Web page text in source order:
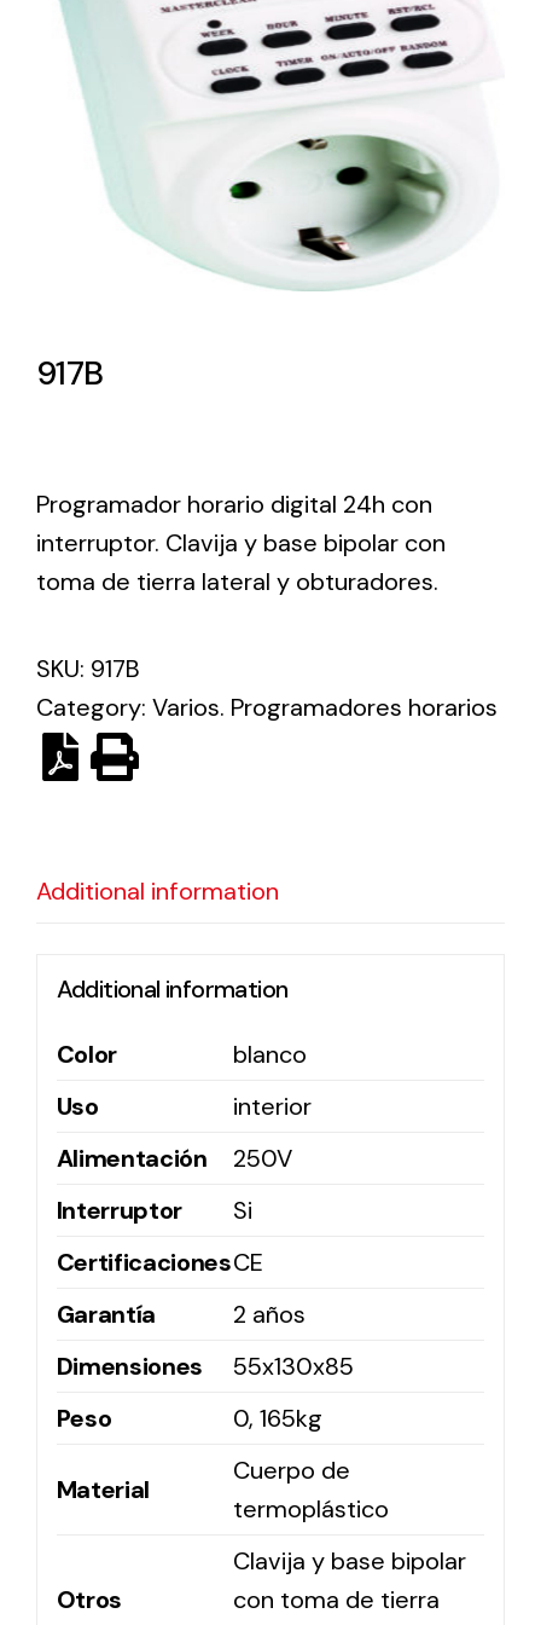
Lighting and Electrical
Equipment
Complete solutions in lighting and electrical
material for each project and need
Ventilación
The incorporation of Novovent into the group
different uses
de necesidades.
Solar lighting
Variety of solar solutions for all kinds of needs.
917B
Programador horario digital 24h con
interruptor. Clavija y base bipolar con
toma de tierra lateral y obturadores.
SKU: 917B
Category: Varios. Programadores horarios
Additional information
Additional information
Color
blanco
Uso
interior
Alimentación
250V
Interruptor
Si
CertificacionesCE
Garantía
2 años
Dimensiones
55x130x85
Peso
0, 165kg
Material
Cuerpo de
termoplástico
Otros
Clavija y base bipolar
con toma de tierra